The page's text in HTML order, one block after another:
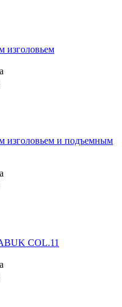
изголовьем
изголовьем и подъемным
COL.11